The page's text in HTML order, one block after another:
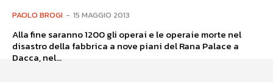
PAOLO BROGI - 15 MAGGIO 2013
Alla fine saranno 1200 gli operai e le operaie morte nel
disastro della fabbrica a nove piani del Rana Palace a
Dacca, nel...